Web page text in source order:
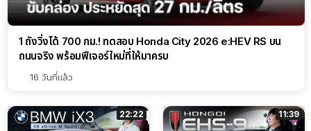
1 ถังวิ่งได้ 700 กม.! ทดสอบ Honda City 2026 e:HEV RS บน
ถนนจริง พร้อมฟีเจอร์ใหม่ที่ให้มาครบ
16 วันที่แล้ว
22:22 11:39